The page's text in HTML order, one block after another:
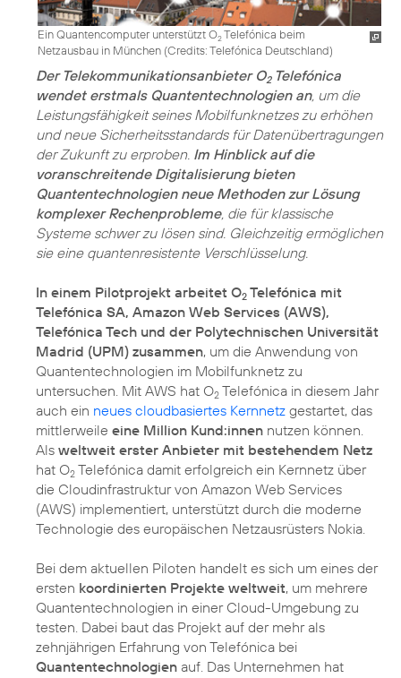
Ein Quantencomputer unterstützt O2Telefónica beim
Netzausbau in München (Credits: Telefónica Deutschland)
Der Telekommunikationsanbieter O2Telefónica
wendet erstmals Quantentechnologien an, um die
Leistungsfähigkeit seines Mobilfunknetzes zu erhöhen
und neue Sicherheitsstandards für Datenübertragungen
der Zukunft zu erproben. Im Hinblick auf die
voranschreitende Digitalisierung bieten
Quantentechnologien neue Methoden zur Lösung
komplexer Rechenprobleme, die für klassische
Systeme schwer zu lösen sind. Gleichzeitig ermöglichen
sie eine quantenresistente Verschlüsselung.
In einem Pilotprojekt arbeitet O2 Telefónica mit
Telefónica SA, Amazon Web Services (AWS),
Telefónica Tech und der Polytechnischen Universität
Madrid (UPM) zusammen, um die Anwendung von
Quantentechnologien im Mobilfunknetz zu
untersuchen. Mit AWS hat O2 Telefónica in diesem Jahr
auch ein neues cloudbasiertes Kernnetz gestartet, das
mittlerweile eine Million Kund:innen nutzen können.
Als weltweit erster Anbieter mit bestehendem Netz
hat O2 Telefónica damit erfolgreich ein Kernnetz über
die Cloudinfrastruktur von Amazon Web Services
(AWS) implementiert, unterstützt durch die moderne
Technologie des europäischen Netzausrüsters Nokia.
Bei dem aktuellen Piloten handelt es sich um eines der
ersten koordinierten Projekte weltweit, um mehrere
Quantentechnologien in einer Cloud-Umgebung zu
testen. Dabei baut das Projekt auf der mehr als
zehnjährigen Erfahrung von Telefónica bei
Quantentechnologien auf. Das Unternehmen hat